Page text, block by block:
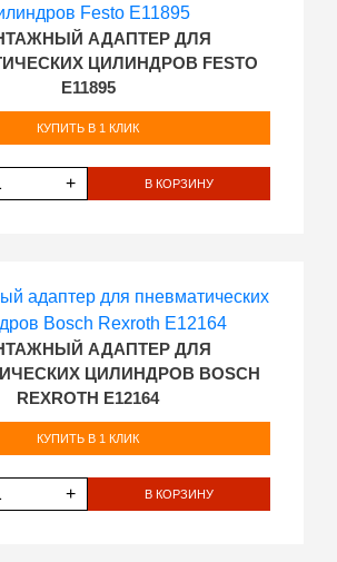
АДАПТЕР ДЛЯ
ЦИЛИНДРОВ FESTO
E11895
КУПИТЬ В 1 КЛИК
+ В КОРЗИНУ
АДАПТЕР ДЛЯ
ЦИЛИНДРОВ BOSCH
REXROTH E12164
КУПИТЬ В 1 КЛИК
+ В КОРЗИНУ